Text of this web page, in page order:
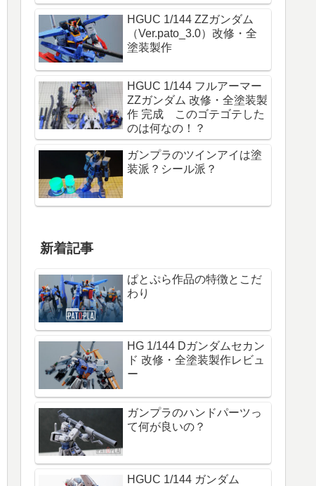
HGUC 1/144 ZZガンダム
（Ver.pato_3.0）改修・全
塗装製作
HGUC 1/144 フルアーマー
ZZガンダム 改修・全塗装製
作 完成 このゴテゴテした
のは何なの！？
ガンプラのツインアイは塗
装派？シール派？
新着記事
ぱとぷら作品の特徴とこだ
わり
HG 1/144 Dガンダムセカン
ド 改修・全塗装製作レビュ
ー
ガンプラのハンドパーツっ
て何が良いの？
HGUC 1/144 ガンダム